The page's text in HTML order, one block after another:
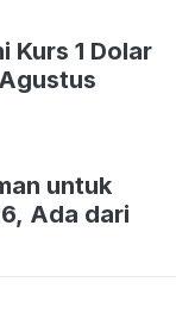
Kurs 1 Dolar
untuk
Ada dari